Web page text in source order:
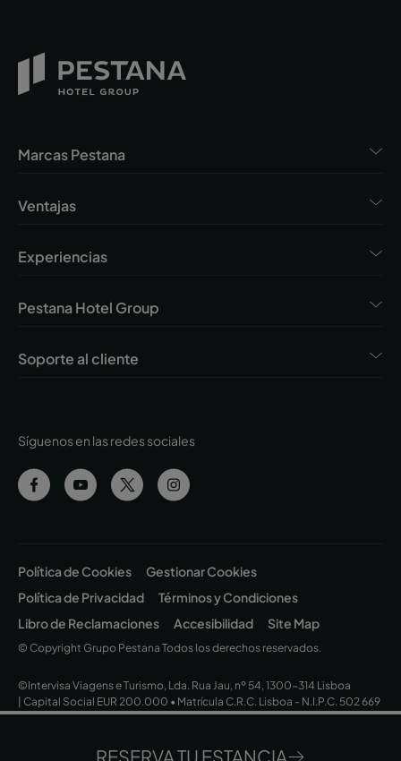
RESERVA TU ESTANCIA
Síguenos en las redes sociales
Marcas Pestana
Ventajas
Experiencias
Pestana Hotel Group
Soporte al cliente
Política de Cookies
Gestionar Cookies
Política de Privacidad
Términos y Condiciones
Libro de Reclamaciones
Accesibilidad Site Map
© Copyright Grupo Pestana Todos los derechos reservados.
©Intervisa Viagens e Turismo, Lda. Rua Jau, nº 54, 1300-314 Lisboa
| Capital Social EUR 200.000 • Matrícula C.R.C. Lisboa - N.I.P.C. 502 669
152 • Alvará Nº 163/1962